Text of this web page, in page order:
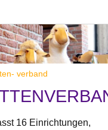
verband
16 Einrichtungen,